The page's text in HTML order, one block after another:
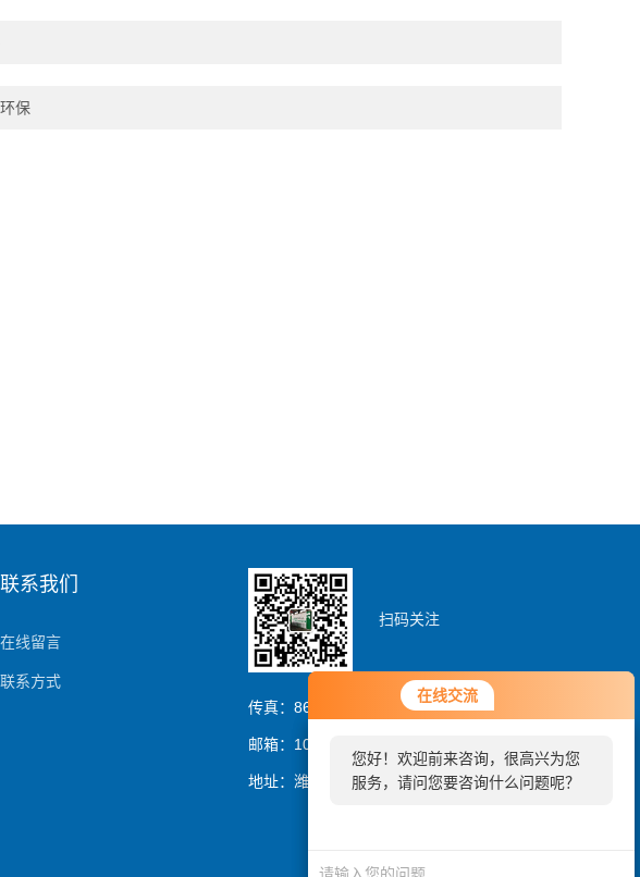
在线交流
您好！欢迎前来咨询，很高兴为您
服务，请问您要咨询什么问题呢？
您好，看您停留很久了，是否找到
了需求产品，您可以直接在线与我
在线交流
您好！欢迎前来咨询，很高兴为您
服务，请问您要咨询什么问题呢？
保
联系我们
在线留言
联系方式
扫码关注
传真：86-0536-8329837
邮箱：1054064394@qq.com
地址：潍坊市潍城区曼哈顿大厦